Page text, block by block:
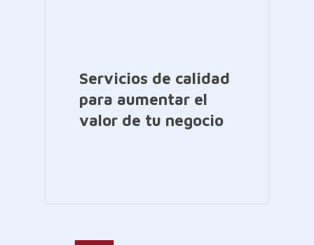
Servicios de calidad
para aumentar el
valor de tu negocio